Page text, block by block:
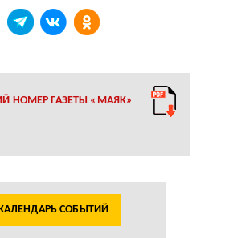
НОМЕР ГАЗЕТЫ «МАЯК»
СОБЫТИЙ